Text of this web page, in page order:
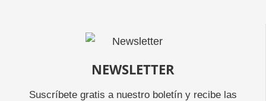
NEWSLETTER
Suscríbete gratis a nuestro boletín y recibe las